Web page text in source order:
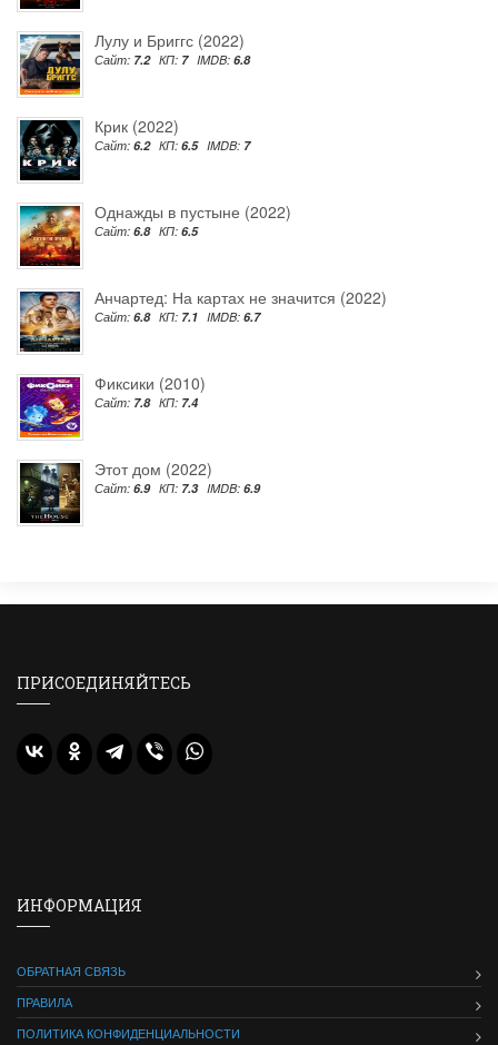
Лулу и Бриггс (2022)
Сайт: 7.2 КП: 7 IMDB: 6.8
Крик (2022)
Сайт: 6.2 КП: 6.5 IMDB: 7
Однажды в пустыне (2022)
Сайт: 6.8 КП: 6.5
Анчартед: На картах не значится (2022)
Сайт: 6.8 КП: 7.1 IMDB: 6.7
Фиксики (2010)
Сайт: 7.8 КП: 7.4
Этот дом (2022)
Сайт: 6.9 КП: 7.3 IMDB: 6.9
ПРИСОЕДИНЯЙТЕСЬ
ИНФОРМАЦИЯ
ОБРАТНАЯ СВЯЗЬ
ПРАВИЛА
ПОЛИТИКА КОНФИДЕНЦИАЛЬНОСТИ